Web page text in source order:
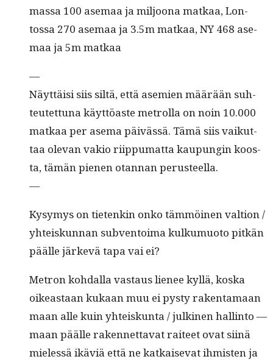
mas­sa 100 ase­maa ja miljoona matkaa, Lon­
tossa 270 ase­maa ja 3.5m matkaa, NY 468 ase­
maa ja 5m matkaa
—
Näyt­täisi siis siltä, että asemien määrään suh­
teutet­tuna käyt­töaste metrol­la on noin 10.000
matkaa per ase­ma päivässä. Tämä siis vaikut­
taa ole­van vakio riip­pumat­ta kaupun­gin koos­
ta, tämän pienen otan­nan perusteella.
—
Kysymys on tietenkin onko täm­möi­nen val­tion /
yhteiskun­nan sub­ven­toima kulku­muo­to pitkän
päälle järkevä tapa vai ei?
Metron kohdal­la vas­taus lie­nee kyl­lä, kos­ka
oikeas­t­aan kukaan muu ei pysty rak­en­ta­maan
maan alle kuin yhteiskun­ta / julki­nen hallinto —
maan päälle raken­net­ta­vat raiteet ovat siinä
mielessä ikäviä että ne katkai­se­vat ihmis­ten ja